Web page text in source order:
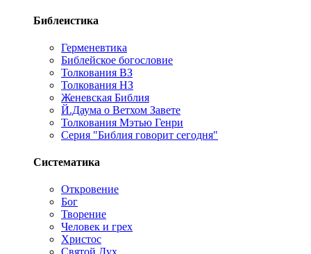
Библеистика
Герменевтика
Библейское богословие
Толкования ВЗ
Толкования НЗ
Женевская Библия
Й.Даума о Ветхом Завете
Толкования Мэтью Генри
Серия "Библия говорит сегодня"
Систематика
Откровение
Бог
Творение
Человек и грех
Христос